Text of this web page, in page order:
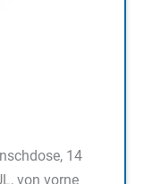
14
von vorne